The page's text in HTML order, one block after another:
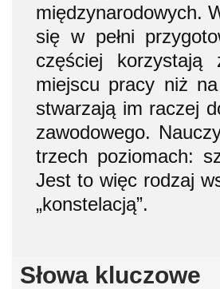
międzynarodowych.
się w pełni
częściej
miejscu pracy niż
stwarzają im raczej
zawodowego.
trzech poziomach:
Jest to więc rodzaj
„konstelacją”.
Słowa kluczowe